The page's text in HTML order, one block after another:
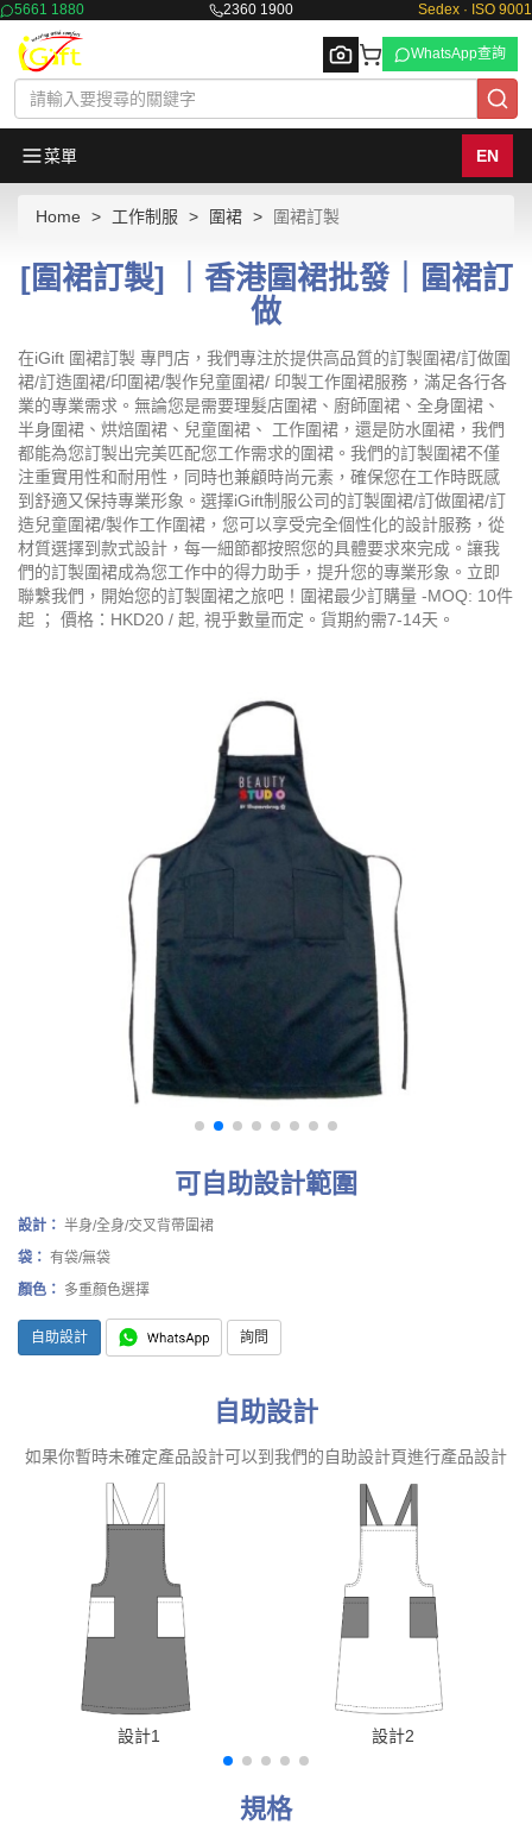
5661 1880 2360 1900 Sedex · ISO 9001
Browse
WhatsApp查詢
菜單 EN
Home 工作制服 圍裙 圍裙訂製
[圍裙訂製] ｜香港圍裙批發｜圍裙訂
做
在iGift 圍裙訂製 專門店，我們專注於提供高品質的訂製圍裙/訂做圍
裙/訂造圍裙/印圍裙/製作兒童圍裙/ 印製工作圍裙服務，滿足各行各
業的專業需求。無論您是需要理髮店圍裙、廚師圍裙、全身圍裙、
半身圍裙、烘焙圍裙、兒童圍裙、 工作圍裙，還是防水圍裙，我們
都能為您訂製出完美匹配您工作需求的圍裙。我們的訂製圍裙不僅
注重實用性和耐用性，同時也兼顧時尚元素，確保您在工作時既感
到舒適又保持專業形象。選擇iGift制服公司的訂製圍裙/訂做圍裙/訂
造兒童圍裙/製作工作圍裙，您可以享受完全個性化的設計服務，從
材質選擇到款式設計，每一細節都按照您的具體要求來完成。讓我
們的訂製圍裙成為您工作中的得力助手，提升您的專業形象。立即
聯繫我們，開始您的訂製圍裙之旅吧！圍裙最少訂購量 -MOQ: 10件
起 ； 價格：HKD20 / 起, 視乎數量而定。貨期約需7-14天。
可自助設計範圍
設計： 半身/全身/交叉背帶圍裙
袋： 有袋/無袋
顏色： 多重顏色選擇
自助設計 詢問
自助設計
如果你暫時未確定產品設計可以到我們的自助設計頁進行產品設計
設計1 設計2
規格